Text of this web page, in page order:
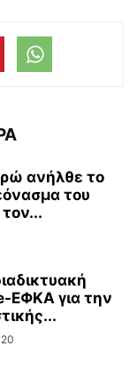
ανήλθε το
του
ΕΦΚΑ για την